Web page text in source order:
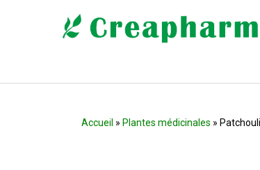
Accueil » Plantes médicinales » Patchouli